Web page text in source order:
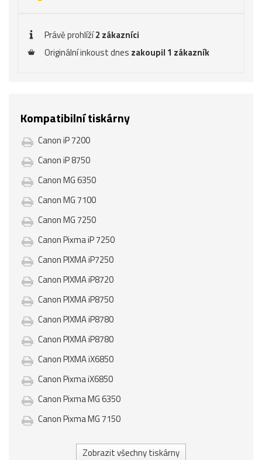
Právě prohlíží2 zákazníci
Originální inkoust dnes zakoupil 1 zákazník
Kompatibilní tiskárny
Canon iP 7200
Canon iP 8750
Canon MG 6350
Canon MG 7100
Canon MG 7250
Canon Pixma iP 7250
Canon PIXMA iP7250
Canon PIXMA iP8720
Canon PIXMA iP8750
Canon PIXMA iP8780
Canon PIXMA iP8780
Canon PIXMA iX6850
Canon Pixma iX6850
Canon Pixma MG 6350
Canon Pixma MG 7150
Zobrazit všechny tiskárny